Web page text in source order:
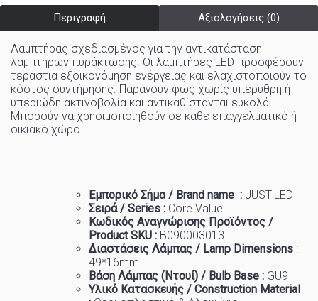
Περιγραφή Αξιολογήσεις (0)
Λαμπτήρας σχεδιασμένος για την αντικατάσταση
λαμπτήρων πυράκτωσης. Οι λαμπτήρες LED προσφέρουν
τεράστια εξοικονόμηση ενέργειας και ελαχιστοποιούν το
κόστος συντήρησης. Παράγουν φως χωρίς υπέρυθρη ή
υπεριώδη ακτινοβολία και αντικαθίστανται ευκολά .
Μπορούν να χρησιμοποιηθούν σε κάθε επαγγελματικό ή
οικιακό χώρo.
Εμπορικό Σήμα / Brand name : JUST-LED
Σειρά / Series : Core Value
Κωδικός Αναγνώρισης Προϊόντος /
Product SKU : B090003013
Διαστάσεις Λάμπας / Lamp Dimensions :
49*16mm
Βάση Λάμπας (Ντουί) / Bulb Base : GU9
Υλικό Κατασκευής / Construction Material